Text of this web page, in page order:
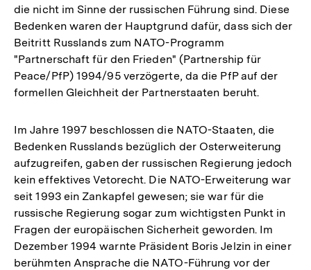
die nicht im Sinne der russischen Führung sind. Diese
Bedenken waren der Hauptgrund dafür, dass sich der
Beitritt Russlands zum NATO-Programm
"Partnerschaft für den Frieden" (Partnership für
Peace/PfP) 1994/95 verzögerte, da die PfP auf der
formellen Gleichheit der Partnerstaaten beruht.
Im Jahre 1997 beschlossen die NATO-Staaten, die
Bedenken Russlands bezüglich der Osterweiterung
aufzugreifen, gaben der russischen Regierung jedoch
kein effektives Vetorecht. Die NATO-Erweiterung war
seit 1993 ein Zankapfel gewesen; sie war für die
russische Regierung sogar zum wichtigsten Punkt in
Fragen der europäischen Sicherheit geworden. Im
Dezember 1994 warnte Präsident Boris Jelzin in einer
berühmten Ansprache die NATO-Führung vor der